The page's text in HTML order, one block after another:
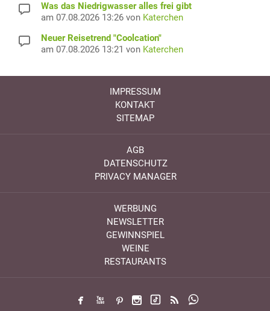
Was das Niedrigwasser alles frei gibt
am 07.08.2026 13:26 von Katerchen
Neuer Reisetrend "Coolcation"
am 07.08.2026 13:21 von Katerchen
IMPRESSUM
KONTAKT
SITEMAP
AGB
DATENSCHUTZ
PRIVACY MANAGER
WERBUNG
NEWSLETTER
GEWINNSPIEL
WEINE
RESTAURANTS